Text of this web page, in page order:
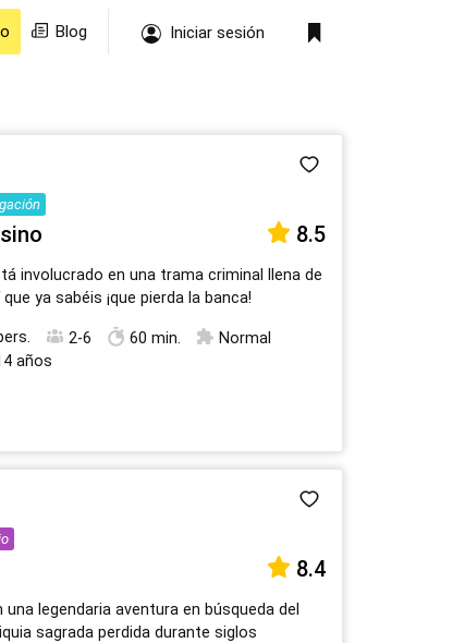
Blog Iniciar sesión
8.5
involucrado en una trama criminal llena de
ya sabéis ¡que pierda la banca!
2-6 60 min.
Normal
años
8.4
una legendaria aventura en búsqueda del
sagrada perdida durante siglos